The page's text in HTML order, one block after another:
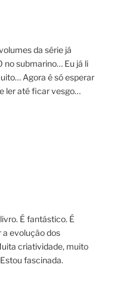
da série já
no submarino… Eu já li
Agora é só esperar
ler até ficar vesgo…
É fantástico. É
evolução dos
criatividade, muito
fascinada.